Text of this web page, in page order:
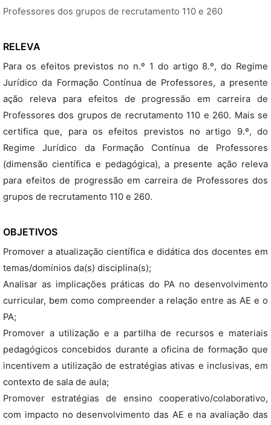
Professores dos grupos de recrutamento 110 e 260
RELEVA
Para os efeitos previstos no n.º 1 do artigo 8.º, do Regime
Jurídico da Formação Contínua de Professores, a presente
ação releva para efeitos de progressão em carreira de
Professores dos grupos de recrutamento 110 e 260. Mais se
certifica que, para os efeitos previstos no artigo 9.º, do
Regime Jurídico da Formação Contínua de Professores
(dimensão científica e pedagógica), a presente ação releva
para efeitos de progressão em carreira de Professores dos
grupos de recrutamento 110 e 260.
OBJETIVOS
Promover a atualização científica e didática dos docentes em
temas/domínios da(s) disciplina(s);
Analisar as implicações práticas do PA no desenvolvimento
curricular, bem como compreender a relação entre as AE e o
PA;
Promover a utilização e a partilha de recursos e materiais
pedagógicos concebidos durante a oficina de formação que
incentivem a utilização de estratégias ativas e inclusivas, em
contexto de sala de aula;
Promover estratégias de ensino cooperativo/colaborativo,
com impacto no desenvolvimento das AE e na avaliação das